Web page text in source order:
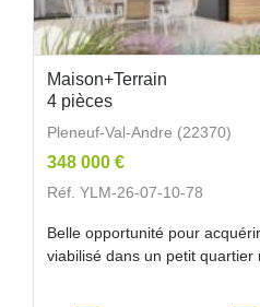
Maison+Terrain
4 pièces
Pleneuf-Val-Andre (22370)
348 000 €
Réf. YLM-26-07-10-78
Belle opportunité pour
viabilisé dans un petit quartier